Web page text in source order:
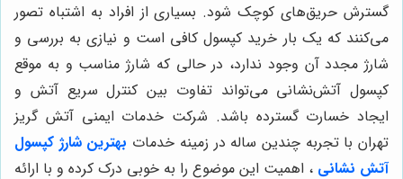
گسترش حریق‌های کوچک شود. بسیاری از افراد به اشتباه تصور
می‌کنند که یک بار خرید کپسول کافی است و نیازی به بررسی و
شارژ مجدد آن وجود ندارد، در حالی که شارژ مناسب و به موقع
کپسول آتش‌نشانی می‌تواند تفاوت بین کنترل سریع آتش و
ایجاد خسارت گسترده باشد. شرکت خدمات ایمنی آتش گریز
تهران با تجربه چندین ساله در زمینه خدمات بهترین شارژ کپسول
آتش نشانی ، اهمیت این موضوع را به خوبی درک کرده و با ارائه